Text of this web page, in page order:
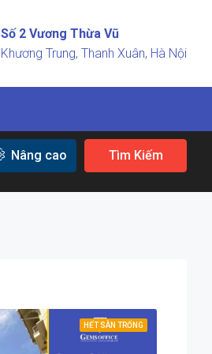
Số 2 Vương Thừa Vũ
Khương Trung, Thanh Xuân, Hà Nội
Nâng cao Tìm Kiếm
HẾT SÀN TRỐNG